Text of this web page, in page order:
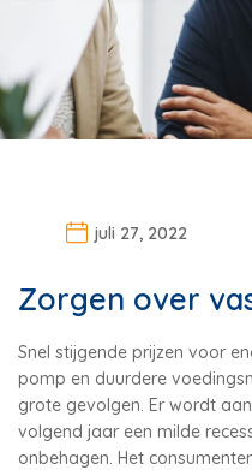
juli 27, 2022
Zorgen over
Snel stijgende prijzen voor
pomp en duurdere
grote gevolgen. Er wordt
volgend jaar een milde
onbehagen. Het